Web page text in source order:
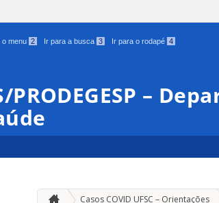
o menu 2 Ir para a busca 3 Ir para o rodapé 4
PRODEGESP –
Casos COVID UFSC – Orientações